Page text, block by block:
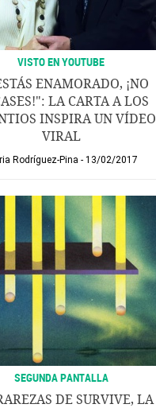
VISTO EN YOUTUBE
ENAMORADO, ¡NO
LA CARTA A LOS
INSPIRA UN VÍDEO
VIRAL
Rodríguez-Pina 13/02/2017
SEGUNDA PANTALLA
DE SURVIVE, LA